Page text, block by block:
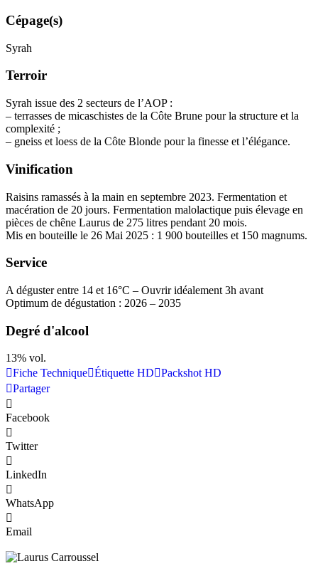
Cépage(s)
Syrah
Terroir
Syrah issue des 2 secteurs de l’AOP:
– terrasses de micaschistes de la Côte Brune pour la structure et la
complexité ;
– gneiss et loess de la Côte Blonde pour la finesse et l’élégance.
Vinification
Raisins ramassés à la main en septembre 2023. Fermentation et
macération de 20 jours. Fermentation malolactique puis élevage en
pièces de chêne Laurus de 275 litres pendant 20 mois.
Mis en bouteille le 26 Mai 2025 : 1 900 bouteilles et 150 magnums.
Service
A déguster entre 14 et 16°C – Ouvrir idéalement 3h avant
Optimum de dégustation : 2026 – 2035
Degré d'alcool
13% vol.
Fiche Technique Étiquette HD
Packshot HD
Partager
Facebook
Twitter
LinkedIn
WhatsApp
Email